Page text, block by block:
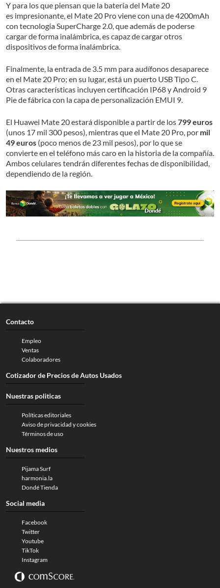
Y para los que piensan que la batería del Mate 20
es impresionante, el Mate 20 Pro viene con una de 4200mAh
con tecnología SuperCharge 2.0, que además de poderse
cargar de forma inalámbrica, es capaz de cargar otros
dispositivos de forma inalámbrica.
Finalmente, la entrada de 3.5 mm para audífonos desaparece
en el Mate 20 Pro; en su lugar, está un puerto USB Tipo C.
Otras características incluyen certificación IP68 y Android 9
Pie de fábrica con la capa de personalización EMUI 9.
El Huawei Mate 20 estará disponible a partir de los799 euros
(unos 17 mil 300 pesos), mientras que el Mate 20 Pro, por mil
49 euros (poco menos de 23 mil pesos), por lo que se
convierte en el teléfono más caro en la historia de la compañía.
Ambos celulares tendrán diferentes fechas de disponibilidad,
dependiendo de la región.
Contacto
Empleo
Ventas
Colaboradores
Cotizador de Precios de Autos Usados
Nuestras politicas
Políticas editoriales
Aviso de privacidad y cookies
Términos de uso
Nuestros medios
Pijama Surf
harmonia.la
Dondé Tienda
Social media
Facebook
Twitter
Youtube
TikTok
Instagram